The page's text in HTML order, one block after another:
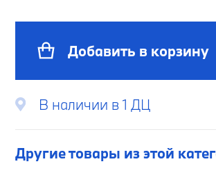
Добавить в корзину
В наличии в 1 ДЦ
Другие товары из этой